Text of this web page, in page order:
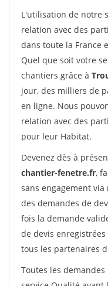
L'utilisation de notre
relation avec des
dans toute la France
Quel que soit votre
chantiers grâce à
jour, des milliers de
en ligne. Nous
relation avec des
pour leur Habitat.
Devenez dès à
chantier-fenetre.fr,
sans engagement
des demandes de
fois la demande
de devis
tous les partenaires
Toutes les